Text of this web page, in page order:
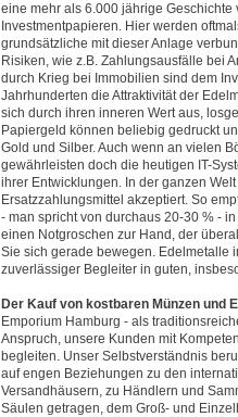
eine mehr als 6.000 jährige
Investmentpapieren. Hier werden
grundsätzliche mit dieser Anlage
Risiken, wie z.B. Zahlungsausfälle bei
durch Krieg bei Immobilien sind dem
Jahrhunderten die Attraktivität der
sich durch ihren inneren Wert aus,
Papiergeld können beliebig gedruckt
Gold und Silber. Auch wenn an vielen
gewährleisten doch die heutigen IT-
ihrer Entwicklungen. In der ganzen
Ersatzzahlungsmittel akzeptiert. So
- man spricht von durchaus 20-30 % -
einen Notgroschen zur Hand, der
Sie sich gerade bewegen. Edelmetalle
zuverlässiger Begleiter in guten,
Der Kauf von kostbaren Münzen und
Emporium Hamburg - als
Anspruch, unsere Kunden mit
begleiten. Unser Selbstverständnis
auf engen Beziehungen zu den
Versandhäusern, zu Händlern und
Säulen getragen, dem Groß- und